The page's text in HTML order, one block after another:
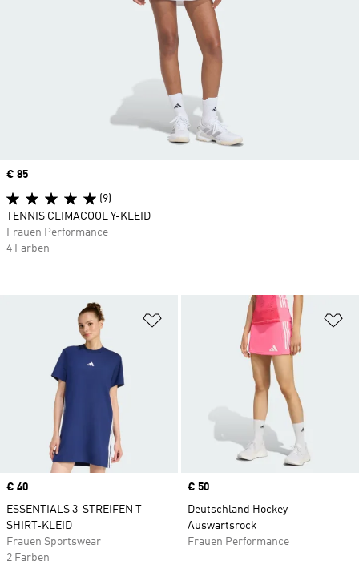
Zur Wunschliste hinzufügen
Price
€ 40
ESSENTIALS 3-STREIFEN T-
SHIRT-KLEID
Frauen Sportswear
2 Farben
Price
€ 50
Deutschland Hockey
Auswärtsrock
Frauen Performance
Price
€ 85
(9)
TENNIS CLIMACOOL Y-KLEID
Frauen Performance
4 Farben